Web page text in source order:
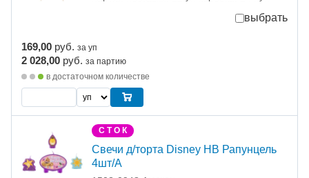
выбрать
169,00 руб. за уп
2 028,00 руб. за партию
в достаточном количестве
С Т О К
Свечи д/торта Disney HB Рапунцель
4шт/А